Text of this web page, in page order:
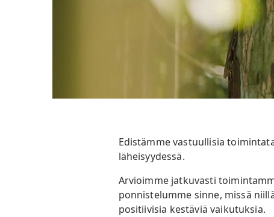
Edistämme vastuullisia
läheisyydessä.
Arvioimme jatkuvasti
ponnistelumme sinne, missä
positiivisia kestäviä vaikutuksia.